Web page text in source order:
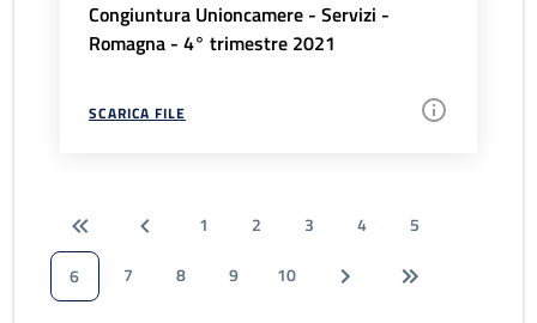
Congiuntura Unioncamere - Servizi -
Romagna - 4° trimestre 2021
SCARICA FILE
1 2 3 4
5
6
7 8 9 10